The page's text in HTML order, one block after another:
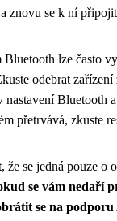
znovu se k ní
lze často
odebrat zařízení
nastavení Bluetooth
přetrvává, zkuste
že se jedná pouze o
se vám nedaří
se na